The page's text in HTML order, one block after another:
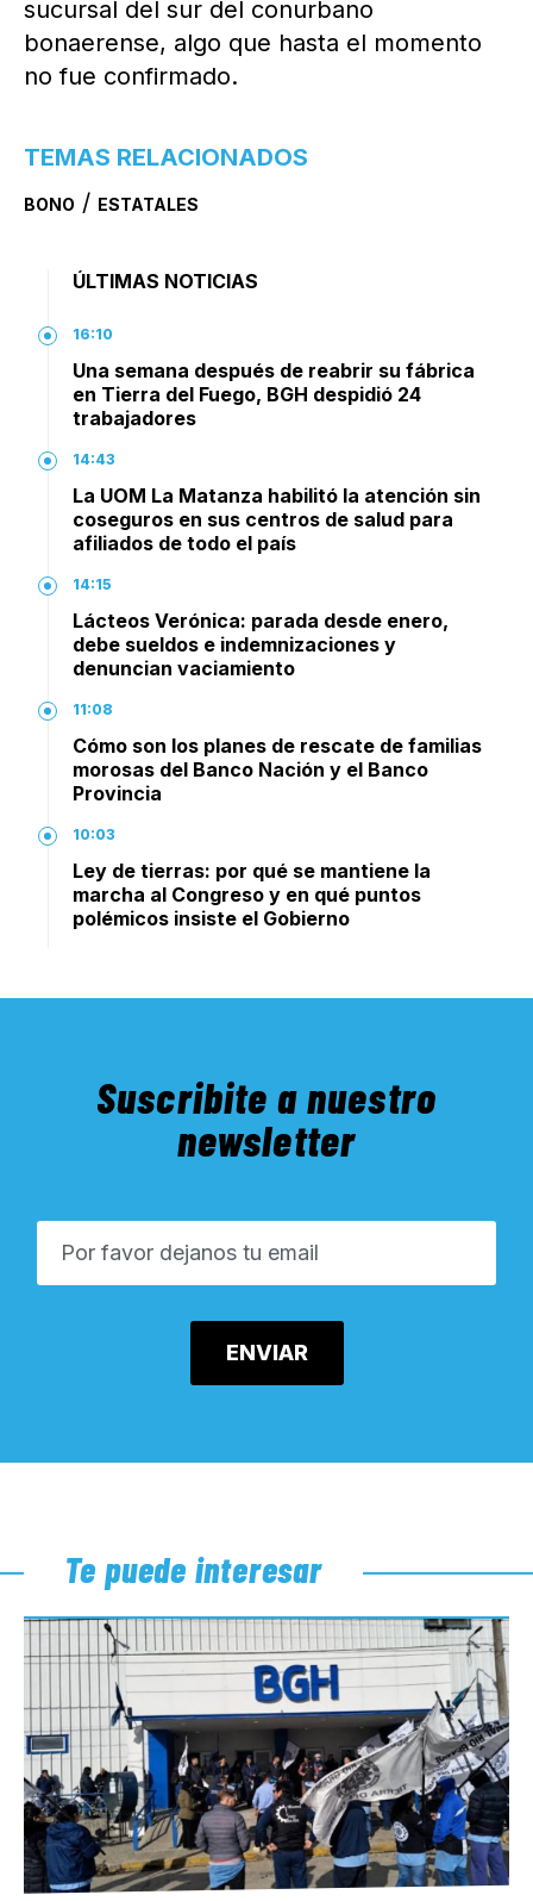
sucursal del sur del conurbano
bonaerense, algo que hasta el momento
no fue confirmado.
TEMAS RELACIONADOS
BONO / ESTATALES
ÚLTIMAS NOTICIAS
16:10
Una semana después de reabrir su fábrica
en Tierra del Fuego, BGH despidió 24
trabajadores
14:43
La UOM La Matanza habilitó la atención sin
coseguros en sus centros de salud para
afiliados de todo el país
14:15
Lácteos Verónica: parada desde enero,
debe sueldos e indemnizaciones y
denuncian vaciamiento
11:08
Cómo son los planes de rescate de familias
morosas del Banco Nación y el Banco
Provincia
10:03
Ley de tierras: por qué se mantiene la
marcha al Congreso y en qué puntos
polémicos insiste el Gobierno
Suscribite a nuestro
newsletter
Te puede interesar